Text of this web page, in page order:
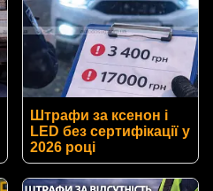
Штрафи за ксенон і
LED без сертифікації у
2026 році